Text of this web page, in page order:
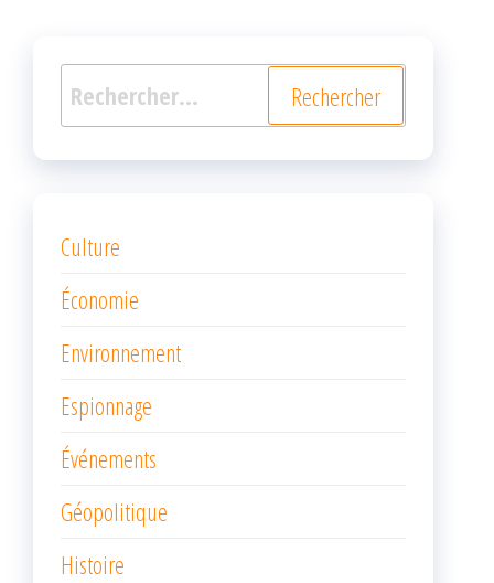
Rechercher :
Culture
Économie
Environnement
Espionnage
Événements
Géopolitique
Histoire